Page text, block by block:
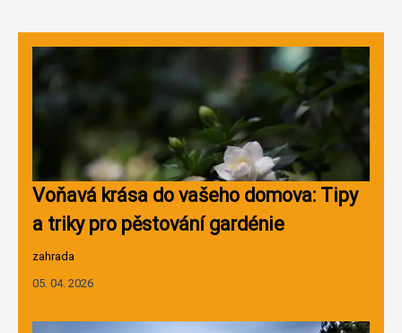
Voňavá krása do vašeho domova: Tipy
a triky pro pěstování gardénie
zahrada
05. 04. 2026